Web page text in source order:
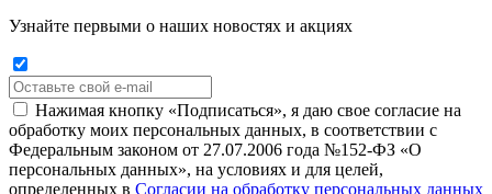
Узнайте первыми о наших новостях и акциях
Нажимая кнопку «Подписаться», я даю свое согласие на
обработку моих персональных данных, в соответствии с
Федеральным законом от 27.07.2006 года №152-ФЗ «О
персональных данных», на условиях и для целей,
определенных в Согласии на обработку персональных данных